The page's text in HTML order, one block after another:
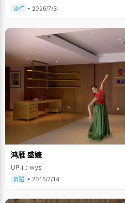
旅行 • 2026/7/3
鸿雁 盛婕
UP主: wys
舞蹈 • 2015/7/14